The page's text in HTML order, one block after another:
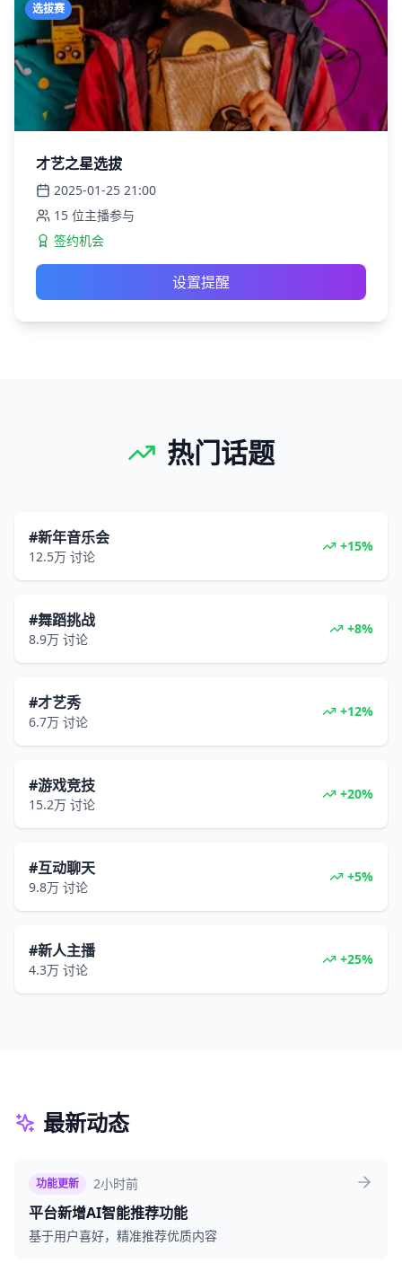
选拔赛
才艺之星选拔
2025-01-25 21:00
15 位主播参与
签约机会
设置提醒
热门话题
#新年音乐会
12.5万 讨论
+15%
#舞蹈挑战
8.9万 讨论
+8%
#才艺秀
6.7万 讨论
+12%
#游戏竞技
15.2万 讨论
+20%
#互动聊天
9.8万 讨论
+5%
#新人主播
4.3万 讨论
+25%
最新动态
功能更新 2小时前
平台新增AI智能推荐功能
基于用户喜好，精准推荐优质内容